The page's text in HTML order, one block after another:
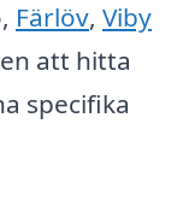
Färlöv, Viby
att hitta
specifika